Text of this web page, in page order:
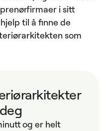
i sitt
til å finne de
som
og er helt